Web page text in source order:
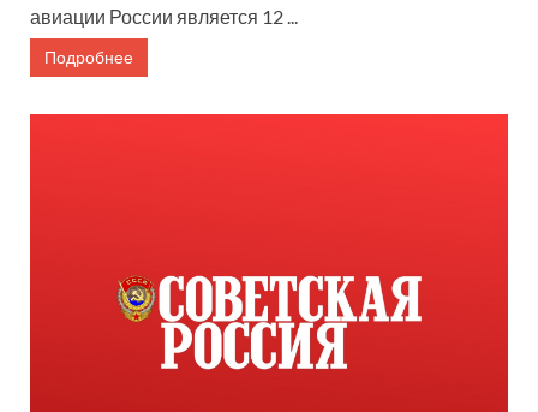
авиации России является 12 ...
Подробнее